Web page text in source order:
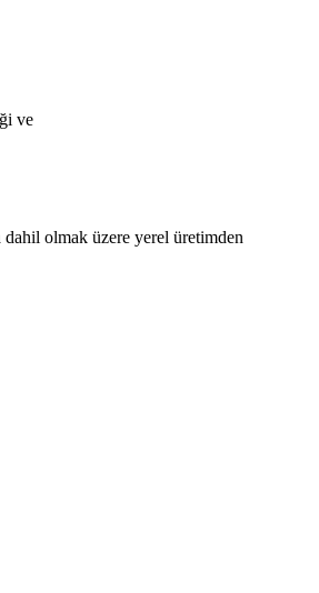
ve
dahil olmak üzere yerel üretimden